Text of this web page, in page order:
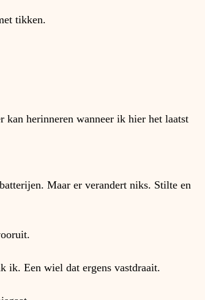
tikken.
kan herinneren wanneer ik hier het laatst
Maar er verandert niks. Stilte en
ik. Een wiel dat ergens vastdraait.